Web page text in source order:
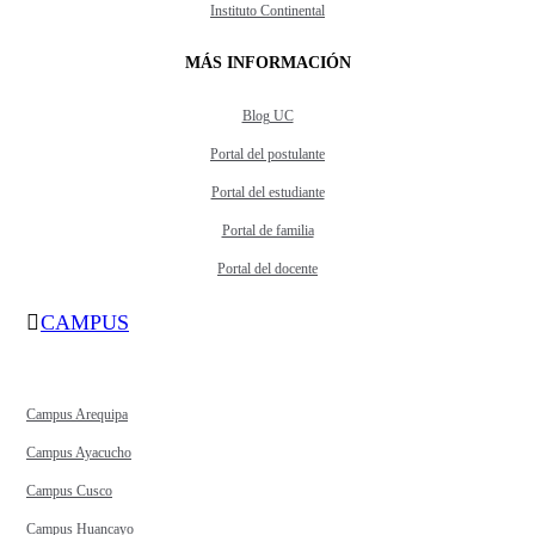
Instituto Continental
MÁS INFORMACIÓN
Blog UC
Portal del postulante
Portal del estudiante
Portal de familia
Portal del docente
CAMPUS
Campus Arequipa
Campus Ayacucho
Campus Cusco
Campus Huancayo